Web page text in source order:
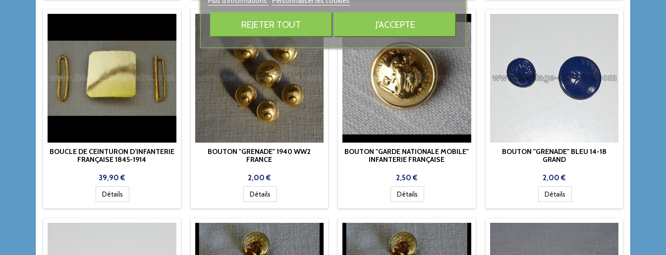
BOUCLE DE CEINTURON D’INFANTERIE
FRANÇAISE 1845-1914
Prix
39,90 €
Détails
BOUTON "GRENADE" 1940 WW2
FRANCE
Prix
2,00 €
Détails
BOUTON "GARDE NATIONALE MOBILE"
INFANTERIE FRANÇAISE
Prix
2,50 €
Détails
BOUTON "GRENADE" BLEU 14-18
GRAND
Prix
2,00 €
Détails
REJETER TOUT J'ACCEPTE